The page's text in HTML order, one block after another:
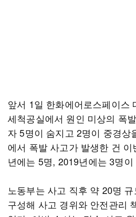
앞서 1일 한화에어로스페이스
세척공실에서 원인 미상의 폭
자 5명이 숨지고 2명이 중경상
에서 폭발 사고가 발생한 건
년에는 5명, 2019년에는 3명
노동부는 사고 직후 약 20명
구성해 사고 경위와 안전관리